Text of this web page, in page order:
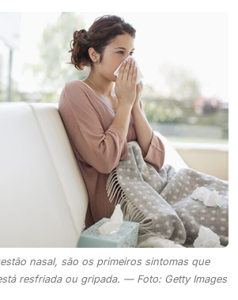
nasal, são os primeiros sintomas que
resfriada ou gripada. — Foto: Getty Images